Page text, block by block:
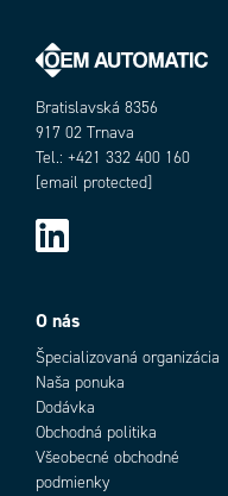
Napájacie napätie
Operating temperature to
Trieda krytia
Objednávacie číslo
Bratislavská 8356
917 02 Trnava
Tel.: +421 332 400 160
[email protected]
O nás
Špecializovaná organizácia
Naša ponuka
Dodávka
Obchodná politika
Všeobecné obchodné
podmienky